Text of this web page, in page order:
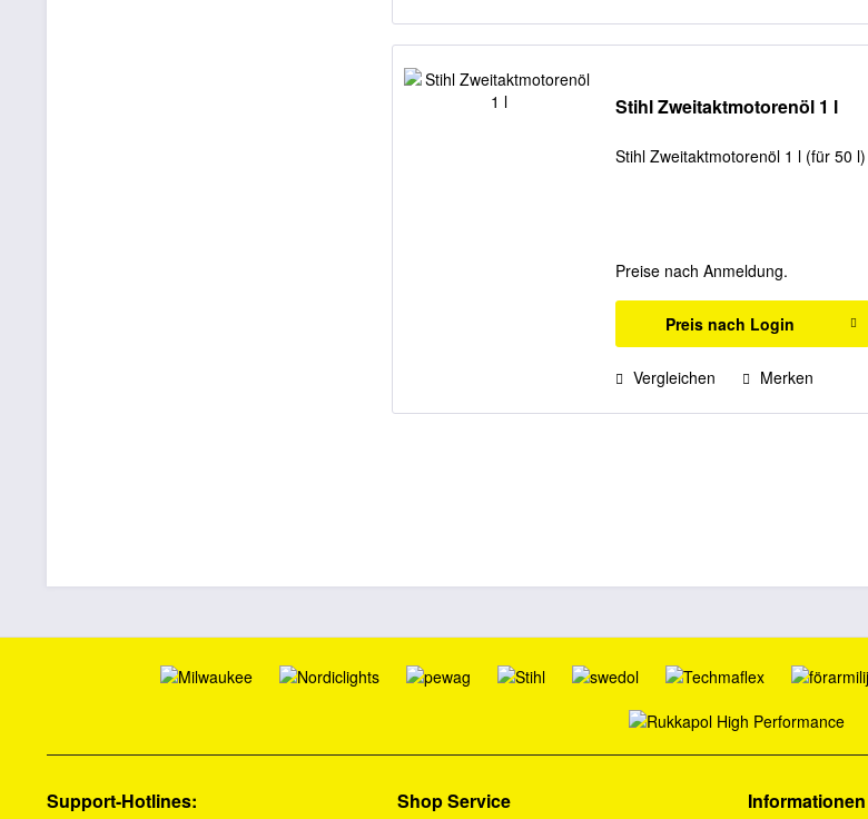
Stihl Zweitaktmotorenöl 1 l
Stihl Zweitaktmotorenöl 1 l (für 50 l)
Preise nach Anmeldung.
Preis nach Login
Vergleichen Merken
Support-Hotlines: Shop Service Informationen